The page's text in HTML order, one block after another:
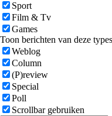
Sport
Film & Tv
Games
Toon berichten van deze types
Weblog
Column
(P)review
Special
Poll
Scrollbar gebruiken